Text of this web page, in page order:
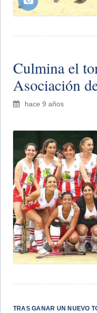
Culmina el
Asociación
hace 9 años
TRAS GANAR UN NUEVO